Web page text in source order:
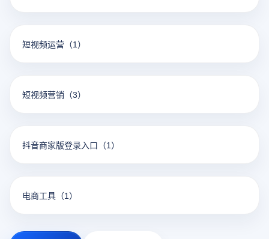
短视频运营 （1）
短视频营销 （3）
抖音商家版登录入口 （1）
电商工具 （1）